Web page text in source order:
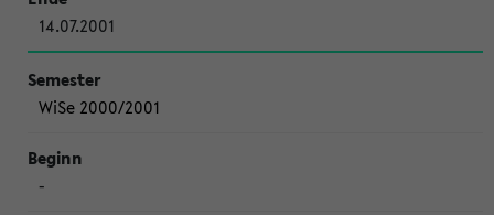
14.07.2001
WiSe 2000/2001
-